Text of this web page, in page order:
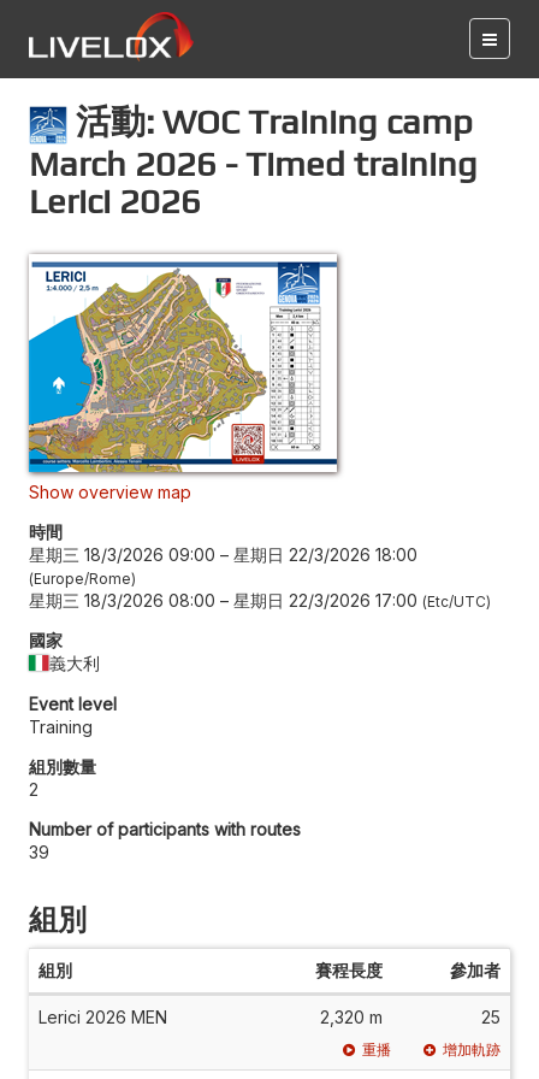
活動: WOC Training camp
March 2026 - Timed training
Lerici 2026
Show overview map
時間
星期三 18/3/2026 09:00 – 星期日 22/3/2026 18:00
Europe/Rome
星期三 18/3/2026 08:00 – 星期日 22/3/2026 17:00 Etc/UTC
國家
義大利
Event level
Training
組別數量
2
Number of participants with routes
39
組別
組別 賽程長度 參加者
Lerici 2026 MEN 2,320 m 25
重播 增加軌跡